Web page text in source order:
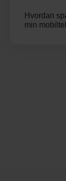
Hvordan
min